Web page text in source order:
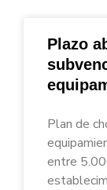
Plazo
Plan de
entre